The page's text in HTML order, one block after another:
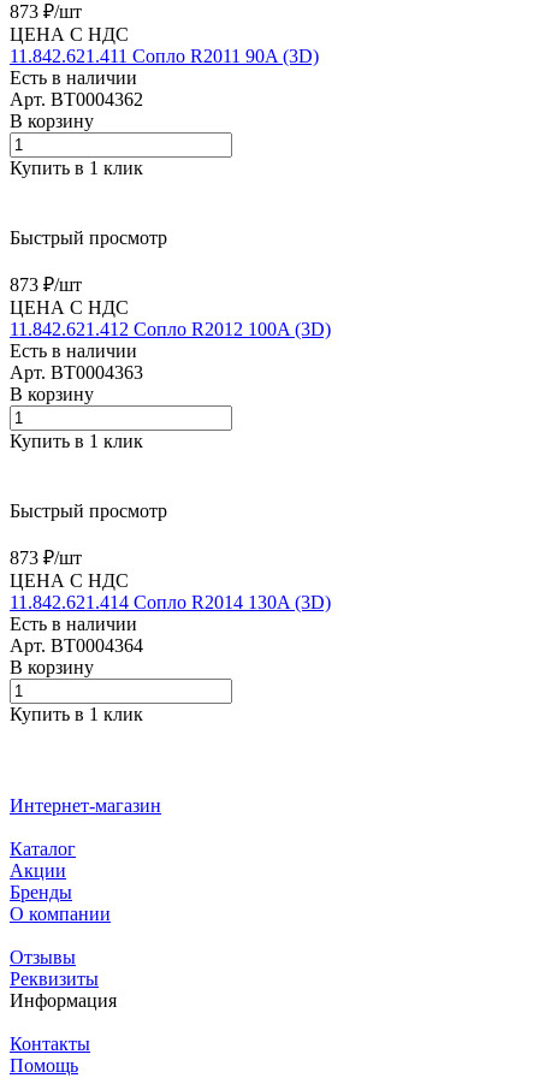
873 ₽/шт
ЦЕНА С НДС
11.842.621.411 Сопло R2011 90A (3D)
Есть в наличии
Арт. BT0004362
В корзину
Купить в 1 клик
Быстрый просмотр
873 ₽/шт
ЦЕНА С НДС
11.842.621.412 Сопло R2012 100A (3D)
Есть в наличии
Арт. BT0004363
В корзину
Купить в 1 клик
Быстрый просмотр
873 ₽/шт
ЦЕНА С НДС
11.842.621.414 Сопло R2014 130A (3D)
Есть в наличии
Арт. BT0004364
В корзину
Купить в 1 клик
Интернет-магазин
Каталог
Акции
Бренды
О компании
Отзывы
Реквизиты
Информация
Контакты
Помощь